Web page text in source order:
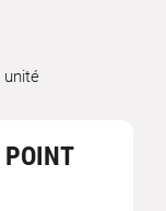
unité